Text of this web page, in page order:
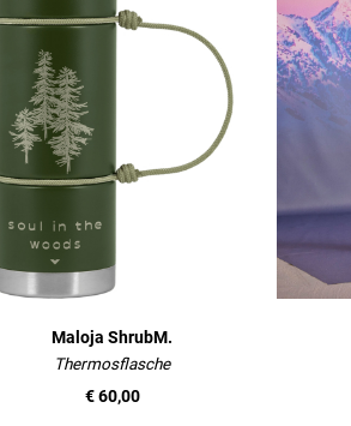
Maloja ShrubM.
Thermosflasche
€ 60,00